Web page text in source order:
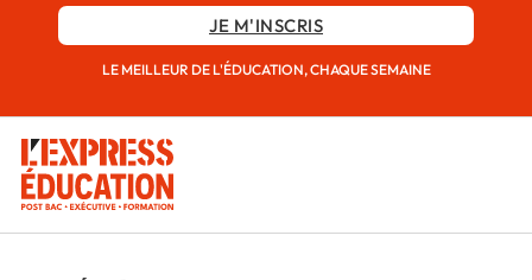
JE M'INSCRIS
LE MEILLEUR DE L'ÉDUCATION, CHAQUE SEMAINE